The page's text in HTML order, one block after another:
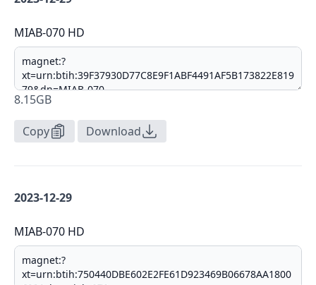
MIAB-070 HD
8.15GB
Copy Download
2023-12-29
MIAB-070 HD